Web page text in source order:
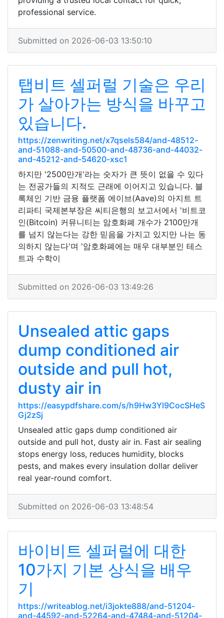
professional service.
Submitted on 2026-06-03 13:50:10
탭비트 셀퍼럴 기술은 우리
가 살아가는 방식을 바꾸고
있습니다.
https://zenwriting.net/x7qsels584/and-48512-
and-51088-and-50500-and-48736-and-44032-
and-45212-and-54620-xsc1
하지만 '2500만개'라는 숫자가 큰 뜻이 없을 수 있다
는 전공가들의 지적도 근래에 이어지고 있습니다. 블
록체인 기반 금융 플랫폼 에이브(Aave)의 아지트 트
리파티 국제본부장은 씨티은행의 보고서에서 '비트코
인(Bitcoin) 커뮤니티는 암호화폐 개수가 2100만개
를 넘지 않는다는 강한 믿음을 가지고 있지만 나는 동
의하지 않는다'며 '암호화폐에는 매우 대부분인 테스
트과 수학이
Submitted on 2026-06-03 13:49:26
Unsealed attic gaps
dump conditioned air
outside and pull hot,
dusty air in
https://easypdfshare.com/s/h9Hw3Yl9CocSHeS
Gj2zSj
Unsealed attic gaps dump conditioned air
outside and pull hot, dusty air in. Fast air sealing
stops energy loss, reduces humidity, blocks
pests, and makes every insulation dollar deliver
real year-round comfort.
Submitted on 2026-06-03 13:48:54
바이비트 셀퍼럴에 대한
10가지 기본 상식을 배우
기
https://writeablog.net/i3jokte888/and-51204-
and-44592-and-52264-and-47484-and-51204-